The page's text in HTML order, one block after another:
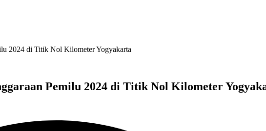
2024 di Titik Nol Kilometer Yogyakarta
Pemilu 2024 di Titik Nol Kilometer